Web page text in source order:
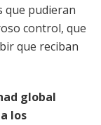
que pudieran
control, que
que reciban
global
los